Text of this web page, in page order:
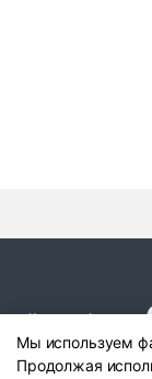
товара.
Мы используем
Продолжая